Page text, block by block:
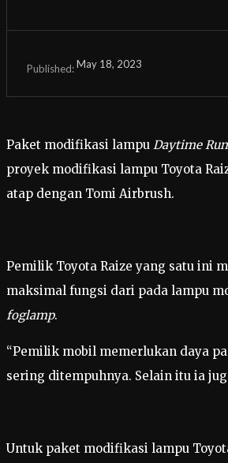
Published:May 18, 2023
Paket modifikasi lampu Daytime
proyek modifikasi lampu Toyota
atap dengan Tomi Airbrush.
Pemilik Toyota Raize yang satu ini
maksimal fungsi dari pada lampu
foglamp.
“Pemilik mobil memerlukan daya
sering ditempuhnya. Selain itu ia
Untuk paket modifikasi lampu